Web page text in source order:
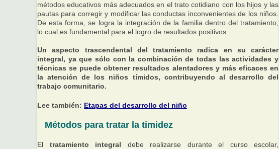
métodos educativos más adecuados en el trato cotidiano con los hijos y las
pautas para corregir y modificar las conductas inconvenientes de los niños.
De esta forma, se logra la integración de la familia dentro del tratamiento,
lo cual es fundamental para el logro de resultados positivos.
Un aspecto trascendental del tratamiento radica en su carácter
integral, ya que sólo con la combinación de todas las actividades y
técnicas se puede obtener resultados alentadores y más eficaces en
la atención de los niños tímidos, contribuyendo al desarrollo del
trabajo comunitario.
Lee también: Etapas del desarrollo del niño
Métodos para tratar la timidez
El tratamiento integral debe realizarse durante el curso escolar,